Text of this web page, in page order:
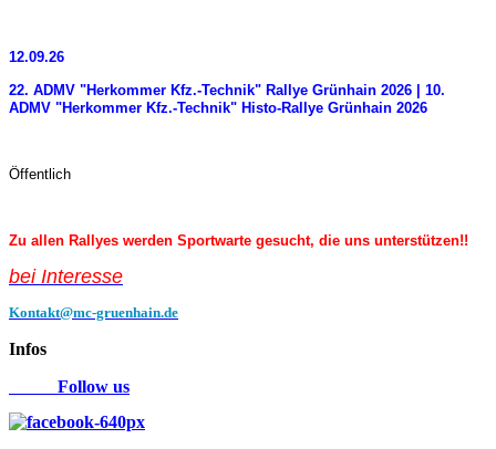
12.09.26
22. ADMV "Herkommer Kfz.-Technik" Rallye Grünhain 2026 | 10.
ADMV "Herkommer Kfz.-Technik" Histo-Rallye Grünhain 2026
Öffentlich
Zu allen Rallyes werden Sportwarte gesucht, die uns unterstützen!!
bei Interesse
Kontakt@mc-gruenhain.de
Infos
Follow us